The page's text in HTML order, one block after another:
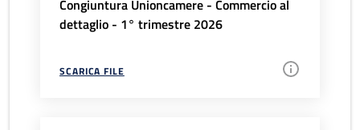
Congiuntura Unioncamere - Commercio al
dettaglio - 1° trimestre 2026
SCARICA FILE